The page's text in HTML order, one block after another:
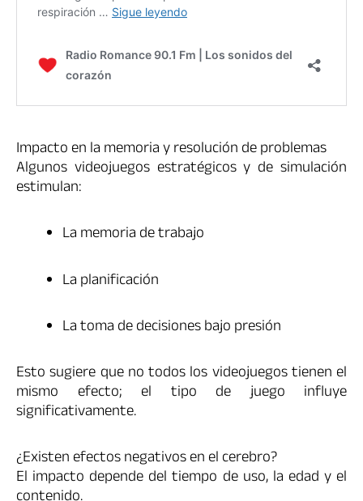
Impacto en la memoria y resolución de problemas
Algunos videojuegos estratégicos y de simulación
estimulan:
La memoria de trabajo
La planificación
La toma de decisiones bajo presión
Esto sugiere que no todos los videojuegos tienen el
mismo efecto; el tipo de juego influye
significativamente.
¿Existen efectos negativos en el cerebro?
El impacto depende del tiempo de uso, la edad y el